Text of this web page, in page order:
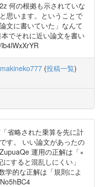
何の根拠も示されていな
思います。ということで
文に書いていた」なんて
でそれに近い論文を書い
(投稿一覧)
省略された乗算を先に計
す。 いい論文があったの
運用の正解は「×
すると混乱しにくい」
学的な正解は「規則によ